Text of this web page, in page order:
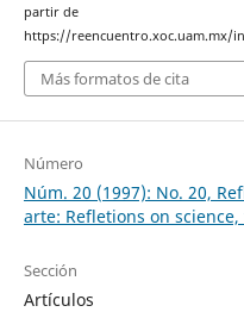
partir de
https://reencuentro.xoc.uam.mx/
Más formatos de cita
Número
Núm. 20 (1997): No. 20,
arte: Refletions on
Sección
Artículos